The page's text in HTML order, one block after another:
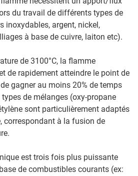
du travail de différents types de
inoxydables, argent, nickel,
à base de cuivre, laiton etc).
de 3100°C, la flamme
de rapidement atteindre le point de
gagner au moins 20% de temps
de mélanges (oxy-propane
sont particulièrement adaptés
correspondant à la fusion de
est trois fois plus puissante
de combustibles courants (ex: